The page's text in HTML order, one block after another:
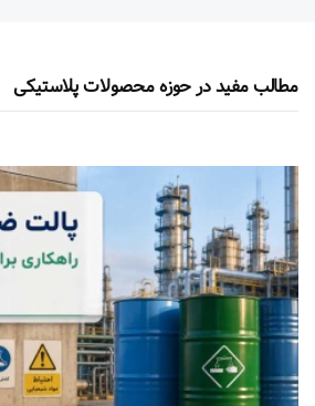
مطالب مفید در حوزه محصولات پلاستیکی